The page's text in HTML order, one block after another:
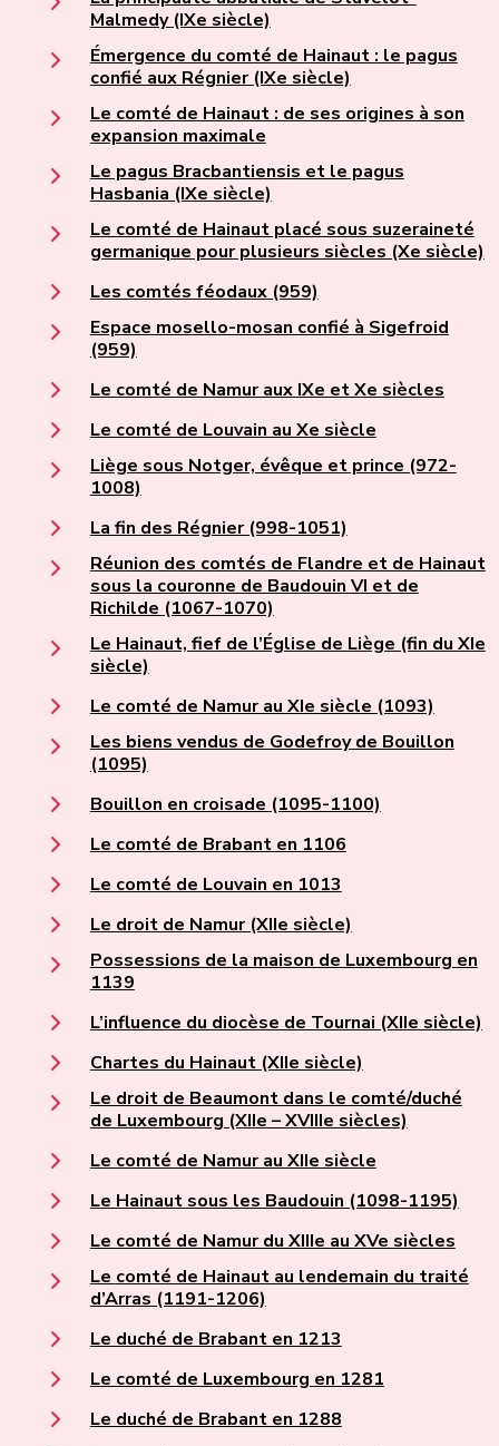
Malmedy (IXe siècle)
Émergence du comté de Hainaut : le pagus
confié aux Régnier (IXe siècle)
Le comté de Hainaut : de ses origines à son
expansion maximale
Le pagus Bracbantiensis et le pagus
Hasbania (IXe siècle)
Le comté de Hainaut placé sous suzeraineté
germanique pour plusieurs siècles (Xe siècle)
Les comtés féodaux (959)
Espace mosello-mosan confié à Sigefroid
(959)
Le comté de Namur aux IXe et Xe siècles
Le comté de Louvain au Xe siècle
Liège sous Notger, évêque et prince (972-
1008)
La fin des Régnier (998-1051)
Réunion des comtés de Flandre et de Hainaut
sous la couronne de Baudouin VI et de
Richilde (1067-1070)
Le Hainaut, fief de l’Église de Liège (fin du XIe
siècle)
Le comté de Namur au XIe siècle (1093)
Les biens vendus de Godefroy de Bouillon
(1095)
Bouillon en croisade (1095-1100)
Le comté de Brabant en 1106
Le comté de Louvain en 1013
Le droit de Namur (XIIe siècle)
Possessions de la maison de Luxembourg en
1139
L’influence du diocèse de Tournai (XIIe siècle)
Chartes du Hainaut (XIIe siècle)
Le droit de Beaumont dans le comté/duché
de Luxembourg (XIIe – XVIIIe siècles)
Le comté de Namur au XIIe siècle
Le Hainaut sous les Baudouin (1098-1195)
Le comté de Namur du XIIIe au XVe siècles
Le comté de Hainaut au lendemain du traité
d’Arras (1191-1206)
Le duché de Brabant en 1213
Le comté de Luxembourg en 1281
Le duché de Brabant en 1288